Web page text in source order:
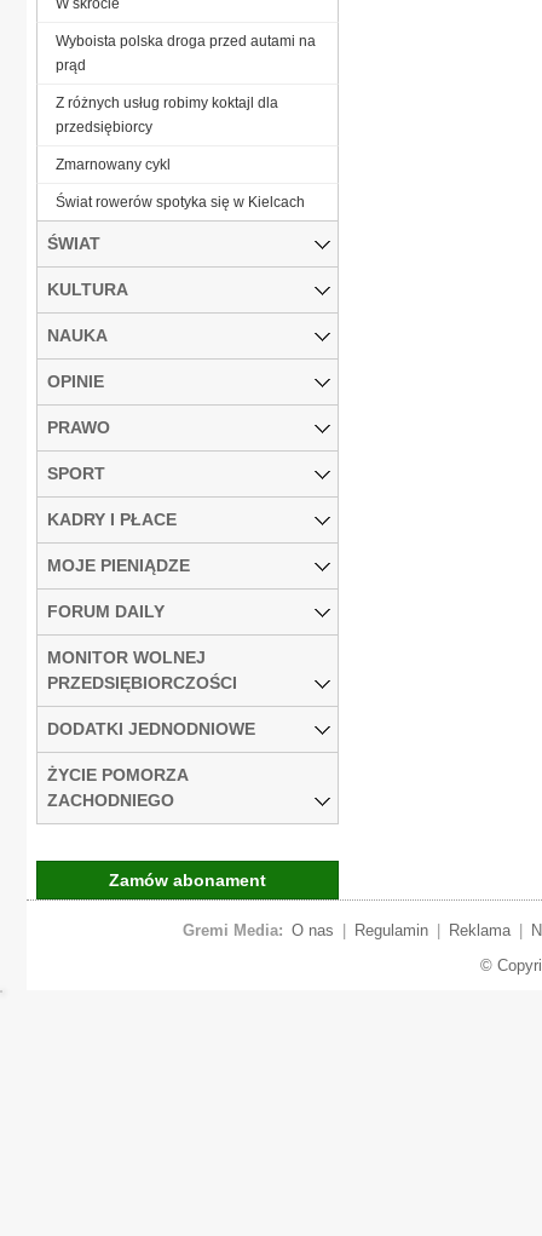
Wyboista polska droga przed autami na
prąd
Z różnych usług robimy koktajl dla
przedsiębiorcy
Zmarnowany cykl
Świat rowerów spotyka się w Kielcach
ŚWIAT
KULTURA
NAUKA
OPINIE
PRAWO
SPORT
KADRY I PŁACE
MOJE PIENIĄDZE
FORUM DAILY
MONITOR WOLNEJ
PRZEDSIĘBIORCZOŚCI
DODATKI JEDNODNIOWE
ŻYCIE POMORZA
ZACHODNIEGO
Zamów abonament
Gremi Media: O nas Regulamin Reklama
©